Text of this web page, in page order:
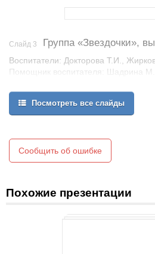
Слайд 3 Группа «Звездочки»,
Воспитатели: Докторова Т.И.,
Помощник воспитателя: Шадрина
В. Кирилл
Б. Арина
Д. Ваня
Д. Дима
У. Антон
К. Леня
М. Ева
Посмотреть все слайды
Сообщить об ошибке
Похожие презентации